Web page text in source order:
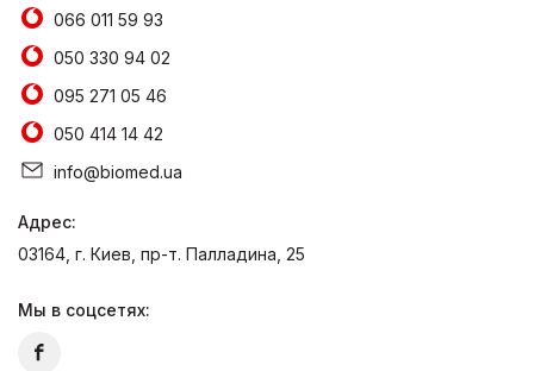
066 011 59 93
050 330 94 02
095 271 05 46
050 414 14 42
info@biomed.ua
Адрес:
03164, г. Киев, пр-т. Палладина, 25
Мы в соцсетях: